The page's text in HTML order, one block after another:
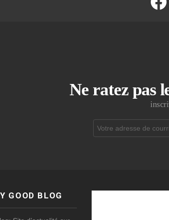
Ne ratez pas
de
courrier
GOOD BLOG